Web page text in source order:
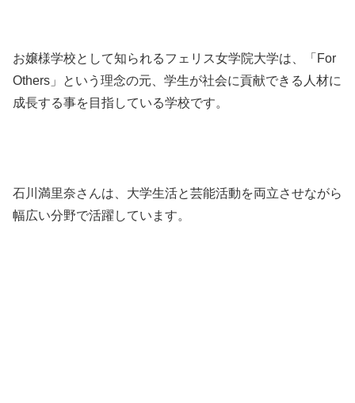
お嬢様学校として知られるフェリス女学院大学は、「For
Others」という理念の元、学生が社会に貢献できる人材に
成長する事を目指している学校です。
石川満里奈さんは、大学生活と芸能活動を両立させながら
幅広い分野で活躍しています。